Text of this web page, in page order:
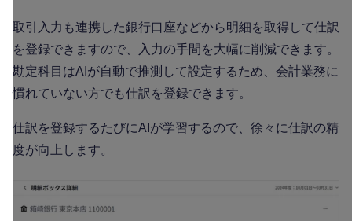
取引入力も連携した銀行口座などから明細を取得して仕訳
を登録できますので、入力の手間を大幅に削減できます。
勘定科目はAIが自動で推測して設定するため、会計業務に
慣れていない方でも仕訳を登録できます。
仕訳を登録するたびにAIが学習するので、徐々に仕訳の精
度が向上します。